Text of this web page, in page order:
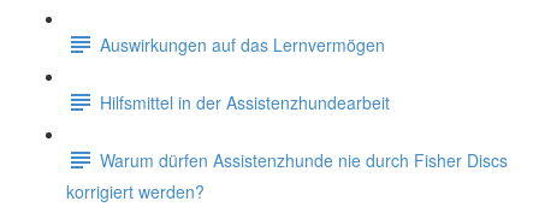
Auswirkungen auf das Lernvermögen
Hilfsmittel in der Assistenzhundearbeit
Warum dürfen Assistenzhunde nie durch Fisher Discs
korrigiert werden?